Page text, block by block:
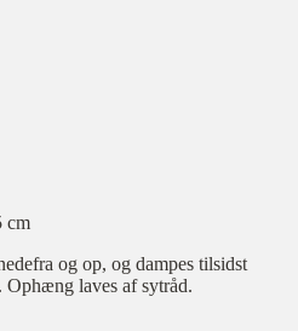
cm
og op, og dampes tilsidst
Ophæng laves af sytråd.